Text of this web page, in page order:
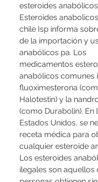
esteroides
Esteroides
chile Isp informa
de la importación y
anabólicos pa. Los
medicamentos
anabólicos comunes
fluoximesterona
Halotestin) y la
(como Durabolin). En
Estados Unidos, se
receta médica para
cualquier esteroide
Los esteroides
ilegales son aquellos